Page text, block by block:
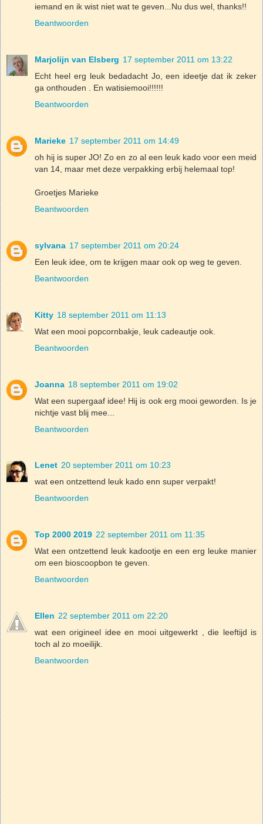
iemand en ik wist niet wat te geven...Nu dus wel, thanks!!
Beantwoorden
Marjolijn van Elsberg 17 september 2011 om 13:22
Echt heel erg leuk bedadacht Jo, een ideetje dat ik zeker
ga onthouden . En watisiemooi!!!!!!
Beantwoorden
Marieke 17 september 2011 om 14:49
oh hij is super JO! Zo en zo al een leuk kado voor een meid
van 14, maar met deze verpakking erbij helemaal top!
Groetjes Marieke
Beantwoorden
sylvana 17 september 2011 om 20:24
Een leuk idee, om te krijgen maar ook op weg te geven.
Beantwoorden
Kitty 18 september 2011 om 11:13
Wat een mooi popcornbakje, leuk cadeautje ook.
Beantwoorden
Joanna 18 september 2011 om 19:02
Wat een supergaaf idee! Hij is ook erg mooi geworden. Is je
nichtje vast blij mee...
Beantwoorden
Lenet 20 september 2011 om 10:23
wat een ontzettend leuk kado enn super verpakt!
Beantwoorden
Top 2000 2019 22 september 2011 om 11:35
Wat een ontzettend leuk kadootje en een erg leuke manier
om een bioscoopbon te geven.
Beantwoorden
Ellen 22 september 2011 om 22:20
wat een origineel idee en mooi uitgewerkt , die leeftijd is
toch al zo moeilijk.
Beantwoorden